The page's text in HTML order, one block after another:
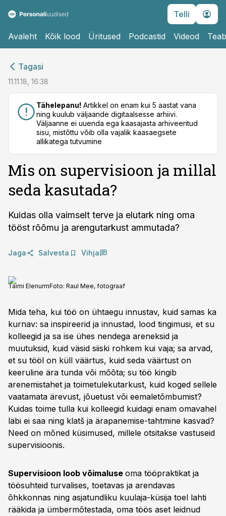
Telli
Avaleht Kõik lood Üritused Podcastid Videod
Tagasi
11.11.18, 16:38
Tähelepanu! Artikkel on enam kui 5 aastat vana
ning kuulub väljaande digitaalsesse arhiivi.
Väljaanne ei uuenda ega kaasajasta arhiveeritud
sisu, mistõttu võib olla vajalik kaasaegsete
allikatega tutvumine
Mis on supervisioon ja millal
seda kasutada?
Kuidas olla vaimselt terve ja elutark ning oma
tööst rõõmu ja arengutarkust ammutada?
Jaga Salvesta Vihja
Taimi ElenurmFoto: Raul Mee, fotograaf
Mida teha, kui töö on ühtaegu innustav, kuid samas ka
kurnav: sa inspireerid ja innustad, lood tingimusi, et su
kolleegid ja sa ise ühes nendega areneksid ja
muutuksid, kuid väsid siiski rohkem kui vaja; sa arvad,
et su tööl on küll väärtus, kuid seda väärtust on
keeruline ära tunda või mõõta; su töö kingib
arenemistahet ja toimetulekutarkust, kuid koged sellele
vaatamata ärevust, jõuetust või eemaletõmbumist?
Kuidas toime tulla kui kolleegid kuidagi enam omavahel
läbi ei saa ning klatš ja ärapanemise-tahtmine kasvad?
Need on mõned küsimused, millele otsitakse vastuseid
supervisioonis.
Supervisioon loob võimaluse oma tööpraktikat ja
töösuhteid turvalises, toetavas ja arendavas
õhkkonnas ning asjatundliku kuulaja-küsija toel lahti
rääkida ja ümbermõtestada, oma töös aset leidnud